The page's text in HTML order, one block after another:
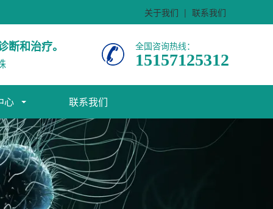
关于我们 | 联系我们
和治疗。 全国咨询热线：
15157125312
心 联系我们